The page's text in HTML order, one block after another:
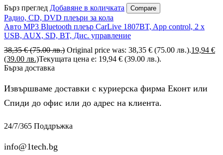
Бърз преглед Добавяне в количката Compare
Радио, CD, DVD плеъри за кола
Авто MP3 Bluetooth плеър CarLive 1807BT, App control, 2 x
USB, AUX, SD, BT, Дис. управление
38,35€ (75.00 лв.) Original price was: 38,35 € (75.00 лв.).19,94 €
(39.00 лв.)Текущата цена е: 19,94 € (39.00 лв.).
Бърза доставка
Извършваме доставки с куриерска фирма Еконт или
Спиди до офис или до адрес на клиента.
24/7/365 Поддръжка
info@1tech.bg